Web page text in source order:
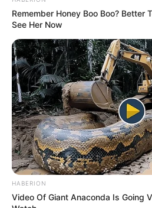
Hétfő: napos délelőtt,
felhősödés – késő este
Hétfőn legfeljebb az
csücsökbenszállingózhat a
részén viszontnapos délelőtt
azonbannyugat felől erősen
Remember Honey Boo Boo? Better
See Her Now
HABERION
Video Of Giant Anaconda Is Going